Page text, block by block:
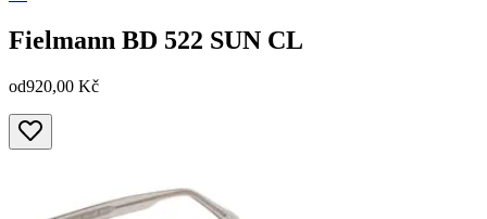
Fielmann BD 522 SUN CL
od920,00 Kč